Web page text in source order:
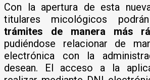
Con la apertura de esta
titulares micológicos
trámites de manera más
pudiéndose relacionar de
electrónica con la
desean. El acceso a la